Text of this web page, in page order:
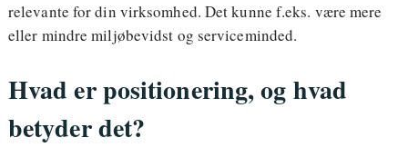
relevante for din virksomhed. Det kunne f.eks. være mere
eller mindre miljøbevidst og serviceminded.
Hvad er positionering, og hvad
betyder det?